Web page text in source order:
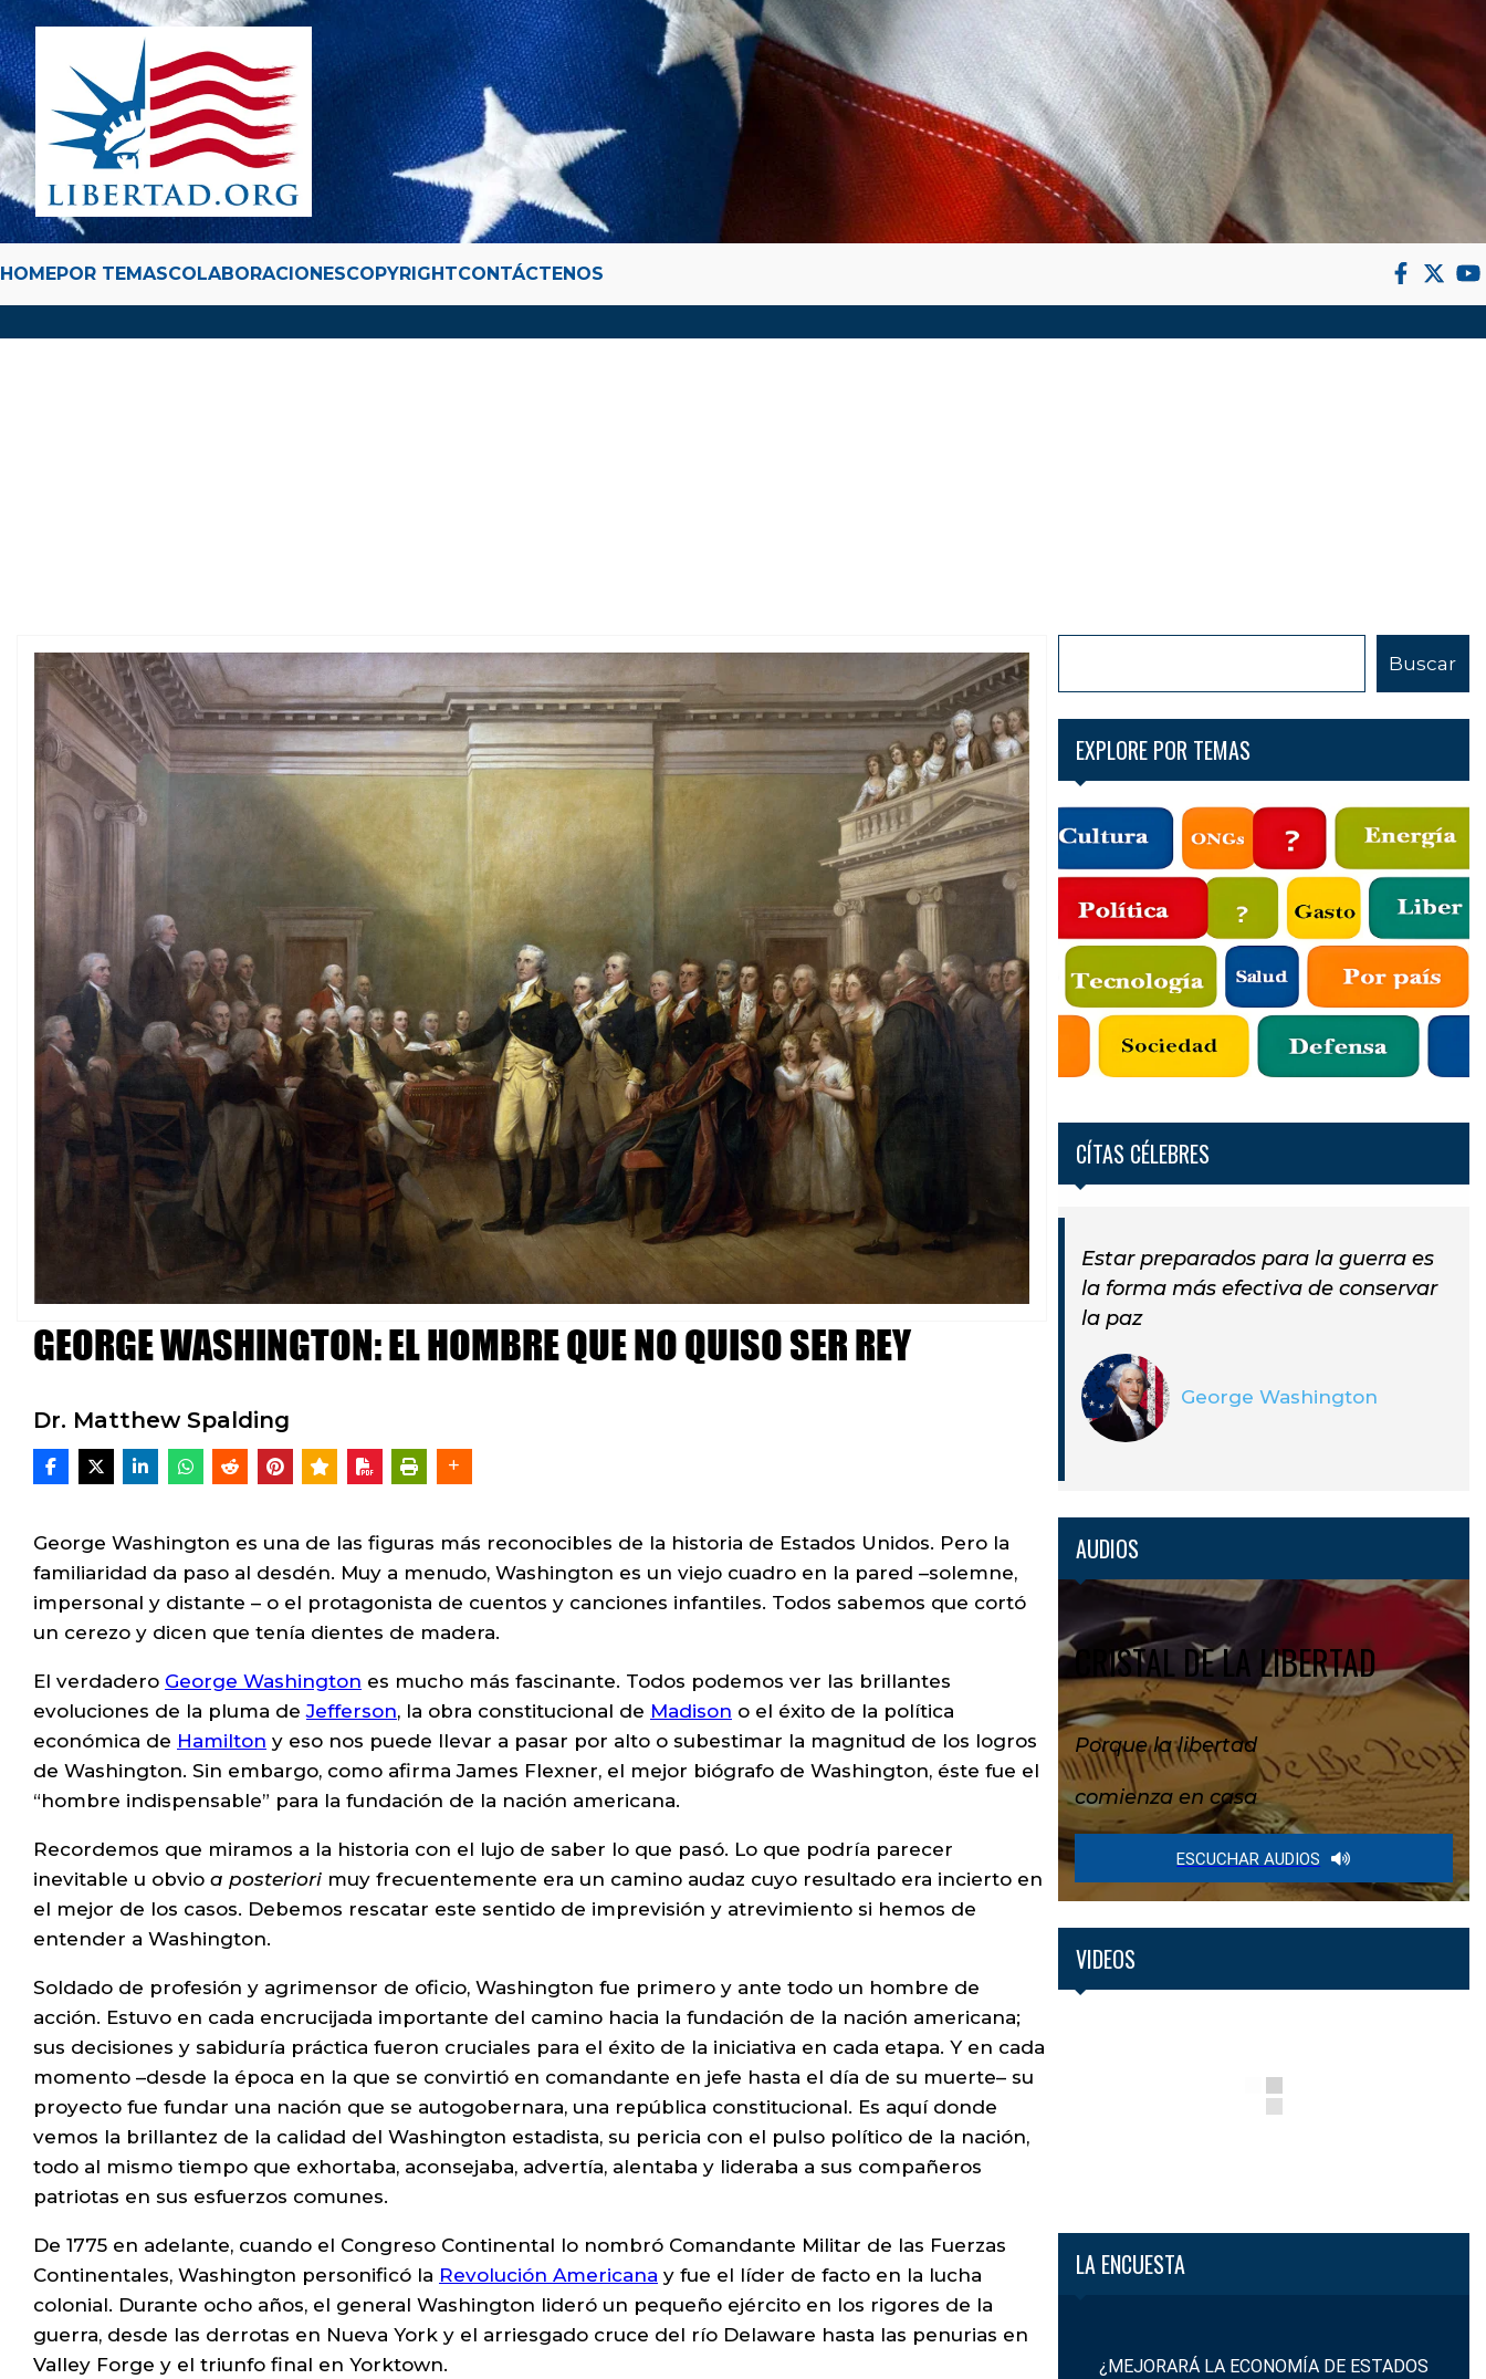
HOMEPOR TEMASCOLABORACIONESCOPYRIGHTCONTÁCTENOS
GEORGE WASHINGTON: EL HOMBRE QUE NO QUISO SER REY
Dr. Matthew Spalding
George Washington es una de las figuras más reconocibles de la historia de Estados Unidos. Pero la
familiaridad da paso al desdén. Muy a menudo, Washington es un viejo cuadro en la pared –solemne,
impersonal y distante – o el protagonista de cuentos y canciones infantiles. Todos sabemos que cortó
un cerezo y dicen que tenía dientes de madera.
El verdadero George Washington es mucho más fascinante. Todos podemos ver las brillantes
evoluciones de la pluma deJefferson, la obra constitucional de Madison o el éxito de la política
económica de Hamilton y eso nos puede llevar a pasar por alto o subestimar la magnitud de los logros
de Washington. Sin embargo, como afirma James Flexner, el mejor biógrafo de Washington, éste fue el
“hombre indispensable” para la fundación de la nación americana.
Recordemos que miramos a la historia con el lujo de saber lo que pasó. Lo que podría parecer
inevitable u obvio a posteriori muy frecuentemente era un camino audaz cuyo resultado era incierto en
el mejor de los casos. Debemos rescatar este sentido de imprevisión y atrevimiento si hemos de
entender a Washington.
Soldado de profesión y agrimensor de oficio, Washington fue primero y ante todo un hombre de
acción. Estuvo en cada encrucijada importante del camino hacia la fundación de la nación americana;
sus decisiones y sabiduría práctica fueron cruciales para el éxito de la iniciativa en cada etapa. Y en cada
momento –desde la época en la que se convirtió en comandante en jefe hasta el día de su muerte– su
proyecto fue fundar una nación que se autogobernara, una república constitucional. Es aquí donde
vemos la brillantez de la calidad del Washington estadista, su pericia con el pulso político de la nación,
todo al mismo tiempo que exhortaba, aconsejaba, advertía, alentaba y lideraba a sus compañeros
patriotas en sus esfuerzos comunes.
De 1775 en adelante, cuando el Congreso Continental lo nombró Comandante Militar de las Fuerzas
Continentales, Washington personificó la Revolución Americana y fue el líder de facto en la lucha
colonial. Durante ocho años, el general Washington lideró un pequeño ejército en los rigores de la
guerra, desde las derrotas en Nueva York y el arriesgado cruce del río Delaware hasta las penurias en
Valley Forge y el triunfo final en Yorktown.
Buscar
EXPLORE POR TEMAS
CÍTAS CÉLEBRES
Estar preparados para la guerra es
la forma más efectiva de conservar
la paz
George Washington
AUDIOS
CRISTAL DE LA LIBERTAD
Porque la libertad
comienza en casa
ESCUCHAR AUDIOS
VIDEOS
LA ENCUESTA
¿MEJORARÁ LA ECONOMÍA DE ESTADOS